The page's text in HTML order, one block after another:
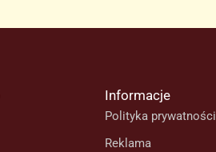
Informacje
Polityka prywatności
Reklama